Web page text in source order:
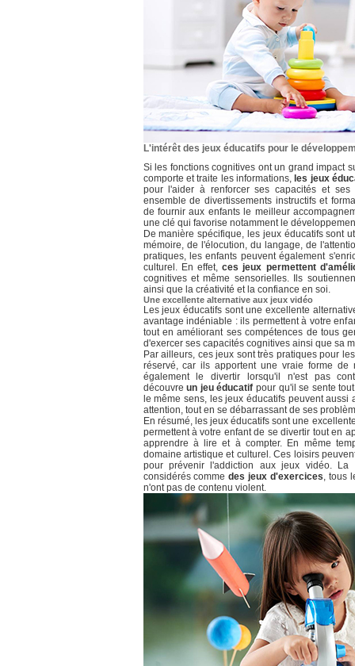
L'intérêt des jeux éducatifs pour le
Si les fonctions cognitives ont un grand impact
comporte et traite les informations,les jeux
pour l'aider à renforcer ses capacités et ses
ensemble de divertissements instructifs et
de fournir aux enfants le meilleur
une clé qui favorise notamment le
De manière spécifique, les jeux éducatifs sont
mémoire, de l'élocution, du langage, de
pratiques, les enfants peuvent également
culturel. En effet,ces jeux permettent
cognitives et même sensorielles. Ils
ainsi que la créativité et la confiance en soi.
Une excellente alternative aux jeux vidéo
Les jeux éducatifs sont une excellente
avantage indéniable : ils permettent à votre
tout en améliorant ses compétences de tous
d'exercer ses capacités cognitives ainsi que sa
Par ailleurs, ces jeux sont très pratiques pour
réservé, car ils apportent une vraie forme de
également le divertir lorsqu'il n'est pas
découvreun jeu éducatif pour qu'il se sente
le même sens, les jeux éducatifs peuvent
attention, tout en se débarrassant de ses
En résumé, les jeux éducatifs sont une
permettent à votre enfant de se divertir tout en
apprendre à lire et à compter. En même
domaine artistique et culturel. Ces loisirs
pour prévenir l'addiction aux jeux vidéo. La
considérés commedes jeux d'exercices, tous
n'ont pas de contenu violent.